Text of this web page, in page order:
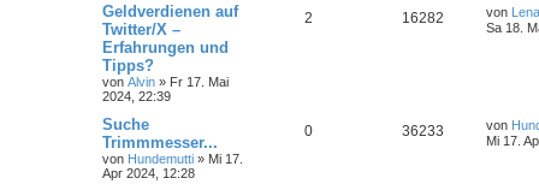
Geldverdienen auf
Twitter/X –
Erfahrungen und
Tipps?
von Alvin » Fr 17. Mai
2024, 22:39
2 16282 von Lena
Sa 18.
Suche
Trimmmesser...
von Hundemutti » Mi 17.
Apr 2024, 12:28
0 36233 von
Mi 17.